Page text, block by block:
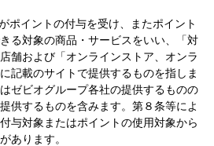
ポイントの付与を受け、またポイント
る対象の商品・サービスをいい、「対
舗および「オンラインストア、オンラ
記載のサイトで提供するものを指しま
ゼビオグループ各社の提供するものの
供するものを含みます。第８条等によ
与対象またはポイントの使用対象から
あります。